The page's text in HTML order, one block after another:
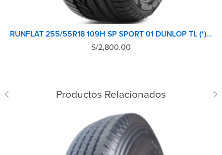
RUNFLAT 255/55R18 109H SP SPORT 01 DUNLOP TL (*) ALEMANIA-FRANCIA BMW X5
S/2,800.00
Productos Relacionados